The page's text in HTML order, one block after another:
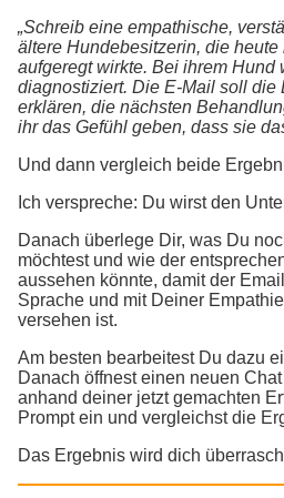
„Schreib eine empathische,
ältere Hundebesitzerin, die heute
aufgeregt wirkte. Bei ihrem Hund
diagnostiziert. Die E-Mail soll die
erklären, die nächsten
ihr das Gefühl geben, dass sie
Und dann vergleich beide
Ich verspreche: Du wirst den
Danach überlege Dir, was Du
möchtest und wie der
aussehen könnte, damit der
Sprache und mit Deiner
versehen ist.
Am besten bearbeitest Du dazu
Danach öffnest einen neuen
anhand deiner jetzt gemachten
Prompt ein und vergleichst die
Das Ergebnis wird dich